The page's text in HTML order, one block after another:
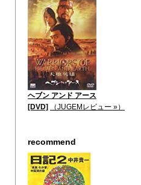
ヘブン アンド アース
[DVD]
（JUGEMレビュー »）
recommend